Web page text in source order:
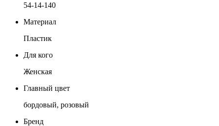
54-14-140
Материал
Пластик
Для кого
Женская
Главный цвет
бордовый, розовый
Бренд